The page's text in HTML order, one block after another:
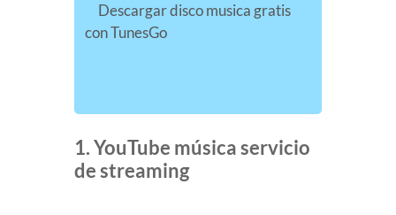
Descargar disco musica gratis
con TunesGo
1. YouTube música servicio
de streaming